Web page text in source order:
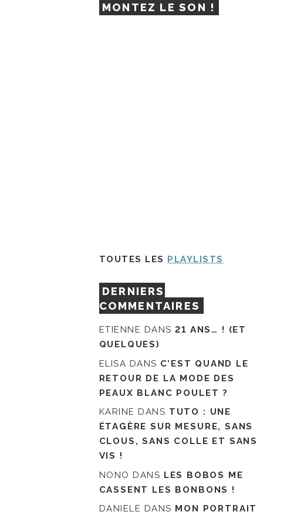
MONTEZ LE SON !
TOUTES LES PLAYLISTS
DERNIERS
COMMENTAIRES
ETIENNE DANS21 ANS… ! (ET
QUELQUES)
ELISA DANS C’EST QUAND LE
RETOUR DE LA MODE DES
PEAUX BLANC POULET ?
KARINE DANS TUTO : UNE
ÉTAGÈRE SUR MESURE, SANS
CLOUS, SANS COLLE ET SANS
VIS !
NONO DANS LES BOBOS ME
CASSENT LES BONBONS !
DANIELE DANS MON PORTRAIT